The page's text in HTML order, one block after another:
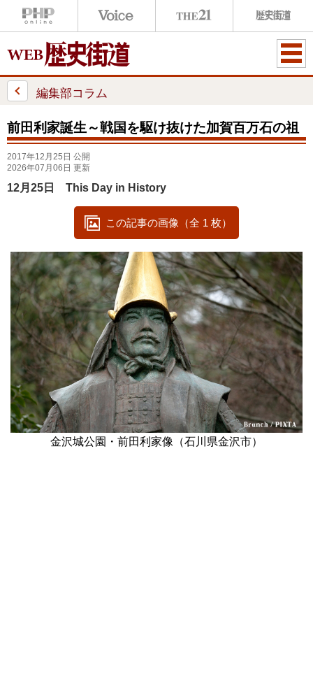
ME
編集部コラム
前田利家誕生～戦国を駆け抜けた加賀百万石の祖
2017年12月25日 公開
2026年07月06日 更新
12月25日 This Day in History
この記事の画像（全 1 枚）
金沢城公園・前田利家像（石川県金沢市）